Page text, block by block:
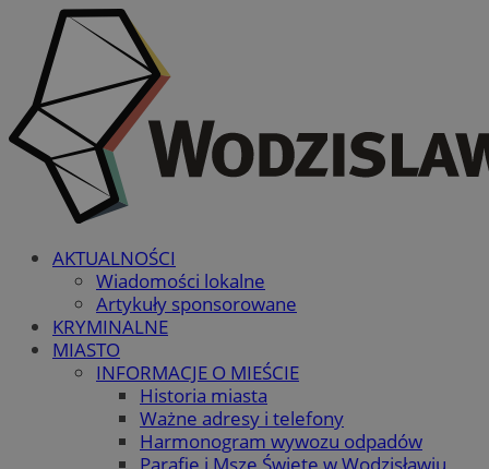
AKTUALNOŚCI
Wiadomości lokalne
Artykuły sponsorowane
KRYMINALNE
MIASTO
INFORMACJE O MIEŚCIE
Historia miasta
Ważne adresy i telefony
Harmonogram wywozu odpadów